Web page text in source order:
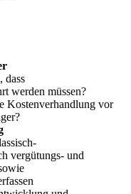
dass
werden müssen?
Kostenverhandlung vor
vergütungs- und